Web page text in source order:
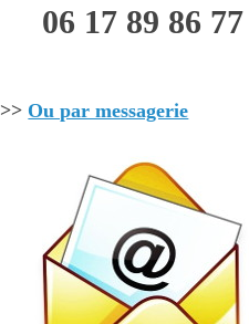
06 17 89 86 77
>> Ou par messagerie